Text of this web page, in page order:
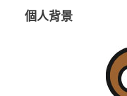
個人背景